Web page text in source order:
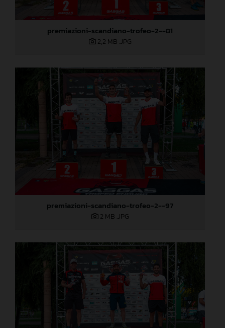
premiazioni-scandiano-trofeo-2--81
2,2 MB .JPG
premiazioni-scandiano-trofeo-2--97
2 MB .JPG